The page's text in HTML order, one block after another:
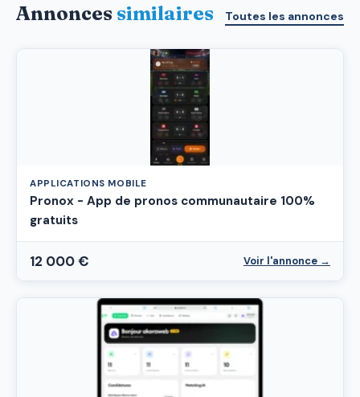
Annonces similaires Toutes les annonces
APPLICATIONS MOBILE
Pronox - App de pronos communautaire 100%
gratuits
12 000 € Voir l'annonce →